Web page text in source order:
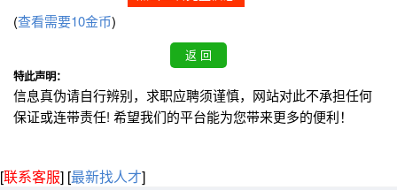
(查看需要10金币)
特此声明：
信息真伪请自行辨别，求职应聘须谨慎，网站对此不承担任何
保证或连带责任! 希望我们的平台能为您带来更多的便利！
[联系客服] [最新找人才]